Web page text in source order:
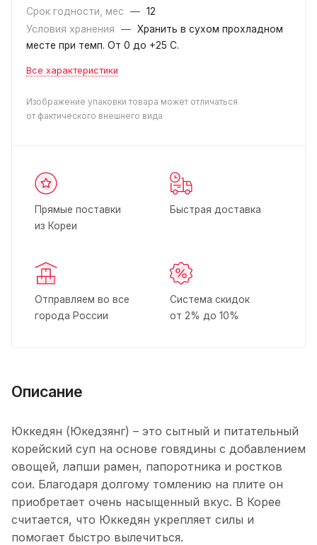
Срок годности, мес
— 12
Условия хранения
— Хранить в сухом прохладном
месте при темп. От 0 до +25 С.
Все характеристики
Изображение упаковки товара может отличаться
от фактического внешнего вида
Прямые поставки
из Кореи
Быстрая доставка
Отправляем во все
города России
Система скидок
от 2% до 10%
Описание
Юккедян (Юкедзянг) – это сытный и питательный
корейский суп на основе говядины с добавлением
овощей, лапши рамен, папоротника и ростков
сои. Благодаря долгому томлению на плите он
приобретает очень насыщенный вкус. В Корее
считается, что Юккедян укрепляет силы и
помогает быстро вылечиться.